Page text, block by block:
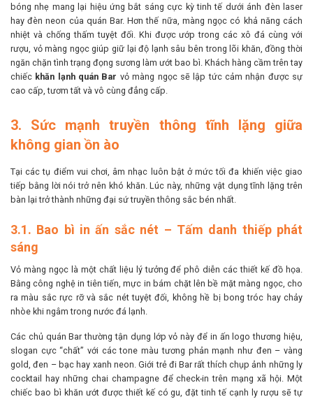
bóng nhẹ mang lại hiệu ứng bắt sáng cực kỳ tinh tế dưới ánh đèn laser
hay đèn neon của quán Bar. Hơn thế nữa, màng ngọc có khả năng cách
nhiệt và chống thấm tuyệt đối. Khi được ướp trong các xô đá cùng với
rượu, vỏ màng ngọc giúp giữ lại độ lạnh sâu bên trong lõi khăn, đồng thời
ngăn chặn tình trạng đọng sương làm ướt bao bì. Khách hàng cầm trên tay
chiếc khăn lạnh quán Bar vỏ màng ngọc sẽ lập tức cảm nhận được sự
cao cấp, tươm tất và vô cùng đẳng cấp.
3. Sức mạnh truyền thông tĩnh lặng giữa
không gian ồn ào
Tại các tụ điểm vui chơi, âm nhạc luôn bật ở mức tối đa khiến việc giao
tiếp bằng lời nói trở nên khó khăn. Lúc này, những vật dụng tĩnh lặng trên
bàn lại trở thành những đại sứ truyền thông sắc bén nhất.
3.1. Bao bì in ấn sắc nét – Tấm danh thiếp phát
sáng
Vỏ màng ngọc là một chất liệu lý tưởng để phô diễn các thiết kế đồ họa.
Bằng công nghệ in tiên tiến, mực in bám chặt lên bề mặt màng ngọc, cho
ra màu sắc rực rỡ và sắc nét tuyệt đối, không hề bị bong tróc hay chảy
nhòe khi ngâm trong nước đá lạnh.
Các chủ quán Bar thường tận dụng lớp vỏ này để in ấn logo thương hiệu,
slogan cực “chất” với các tone màu tương phản mạnh như đen – vàng
gold, đen – bạc hay xanh neon. Giới trẻ đi Bar rất thích chụp ảnh những ly
cocktail hay những chai champagne để check-in trên mạng xã hội. Một
chiếc bao bì khăn ướt được thiết kế có gu, đặt tinh tế cạnh ly rượu sẽ tự